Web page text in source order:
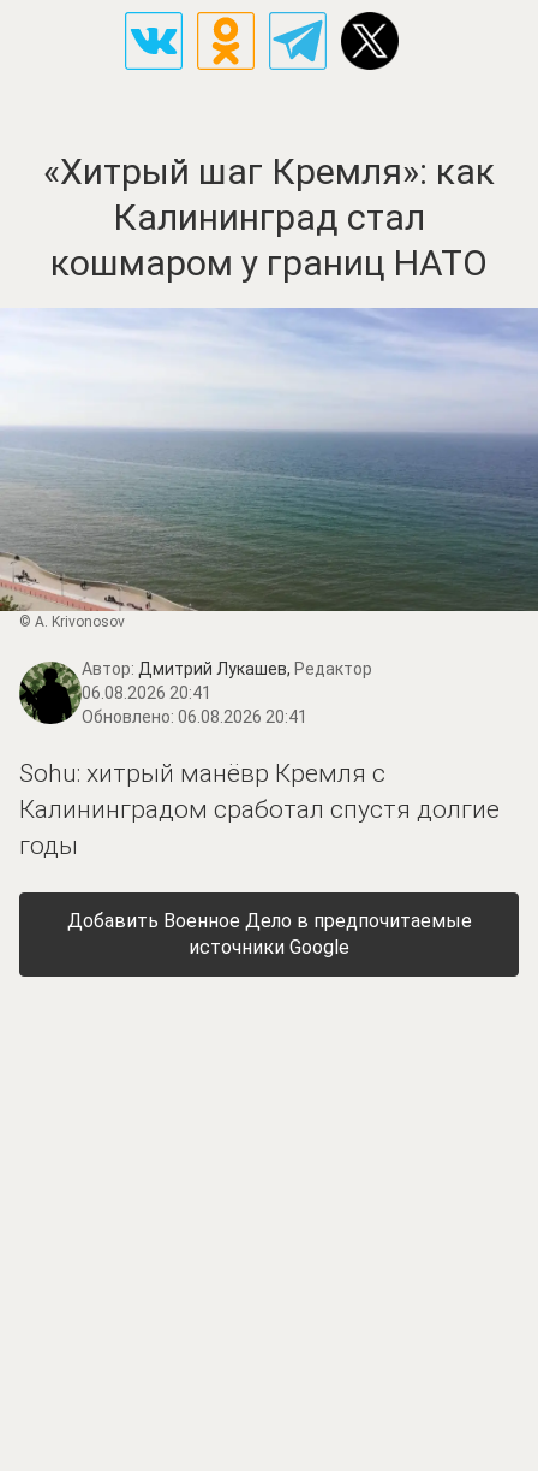
«Хитрый шаг Кремля»: как
Калининград стал
кошмаром у границ НАТО
© A. Krivonosov
Автор: Дмитрий Лукашев, Редактор
06.08.2026 20:41
Обновлено: 06.08.2026 20:41
Sohu: хитрый манёвр Кремля с
Калининградом сработал спустя долгие
годы
Добавить Военное Дело в предпочитаемые
источники Google